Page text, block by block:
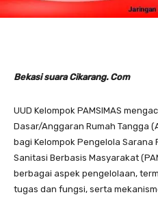
Bekasi suara Cikarang. Com
UUD Kelompok PAMSIMAS
Dasar/Anggaran Rumah Tangga
bagi Kelompok Pengelola Sarana
Sanitasi Berbasis Masyarakat
berbagai aspek pengelolaan,
tugas dan fungsi, serta